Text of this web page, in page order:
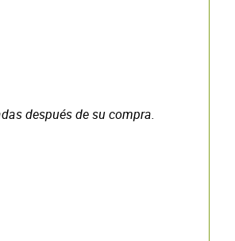
después de su compra.